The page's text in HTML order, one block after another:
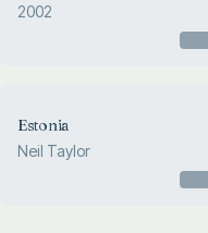
2002
Estonia
Neil Taylor